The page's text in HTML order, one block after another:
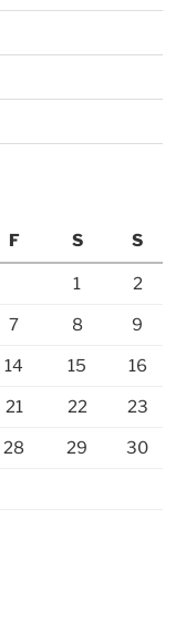
F S S
1 2
7 8 9
14 15 16
21 22 23
28 29 30